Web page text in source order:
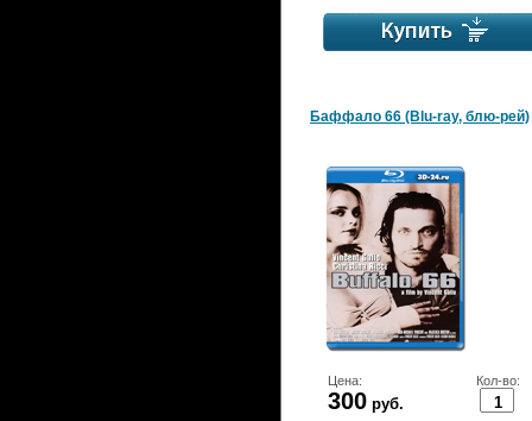
Баффало 66 (Blu-ray, блю-рей)
Цена:
300 руб.
Кол-во: